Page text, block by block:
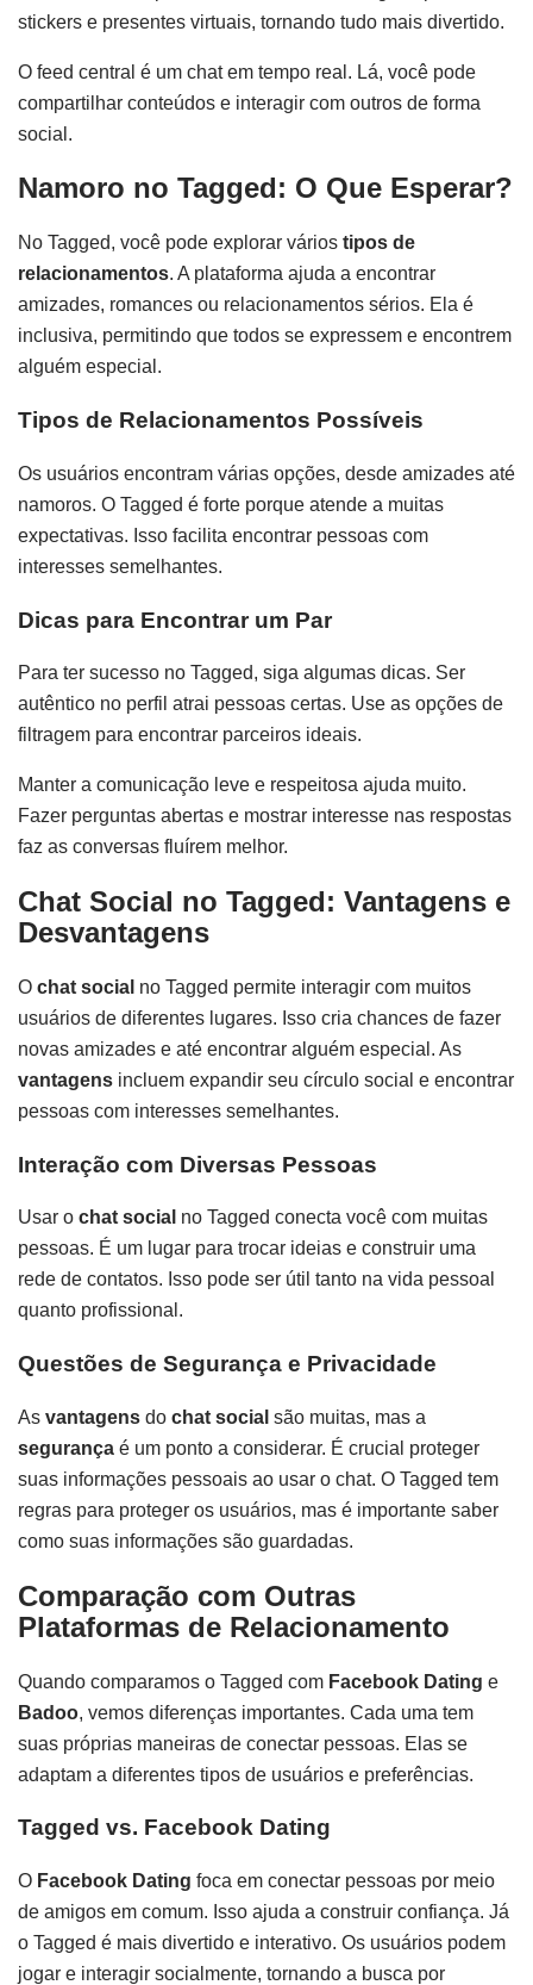
stickers e presentes virtuais, tornando tudo mais divertido.
O feed central é um chat em tempo real. Lá, você pode
compartilhar conteúdos e interagir com outros de forma
social.
Namoro no Tagged: O Que Esperar?
No Tagged, você pode explorar vários tipos de
relacionamentos. A plataforma ajuda a encontrar
amizades, romances ou relacionamentos sérios. Ela é
inclusiva, permitindo que todos se expressem e encontrem
alguém especial.
Tipos de Relacionamentos Possíveis
Os usuários encontram várias opções, desde amizades até
namoros. O Tagged é forte porque atende a muitas
expectativas. Isso facilita encontrar pessoas com
interesses semelhantes.
Dicas para Encontrar um Par
Para ter sucesso no Tagged, siga algumas dicas. Ser
autêntico no perfil atrai pessoas certas. Use as opções de
filtragem para encontrar parceiros ideais.
Manter a comunicação leve e respeitosa ajuda muito.
Fazer perguntas abertas e mostrar interesse nas respostas
faz as conversas fluírem melhor.
Chat Social no Tagged: Vantagens e
Desvantagens
O chat social no Tagged permite interagir com muitos
usuários de diferentes lugares. Isso cria chances de fazer
novas amizades e até encontrar alguém especial. As
vantagens incluem expandir seu círculo social e encontrar
pessoas com interesses semelhantes.
Interação com Diversas Pessoas
Usar o chat social no Tagged conecta você com muitas
pessoas. É um lugar para trocar ideias e construir uma
rede de contatos. Isso pode ser útil tanto na vida pessoal
quanto profissional.
Questões de Segurança e Privacidade
As vantagens do chat social são muitas, mas a
segurança é um ponto a considerar. É crucial proteger
suas informações pessoais ao usar o chat. O Tagged tem
regras para proteger os usuários, mas é importante saber
como suas informações são guardadas.
Comparação com Outras
Plataformas de Relacionamento
Quando comparamos o Tagged com Facebook Dating e
Badoo, vemos diferenças importantes. Cada uma tem
suas próprias maneiras de conectar pessoas. Elas se
adaptam a diferentes tipos de usuários e preferências.
Tagged vs. Facebook Dating
O Facebook Dating foca em conectar pessoas por meio
de amigos em comum. Isso ajuda a construir confiança. Já
o Tagged é mais divertido e interativo. Os usuários podem
jogar e interagir socialmente, tornando a busca por